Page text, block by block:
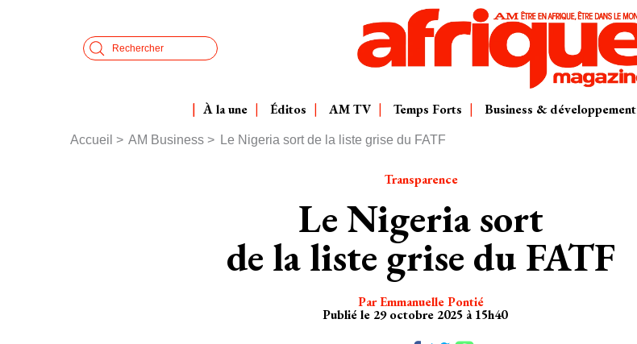
Search
À la une Éditos AM TV Temps Forts Business & développement
Fil
Accueil AM Business Le Nigeria sort de la liste grise du FATF
Transparence
Le Nigeria sort
de la liste grise du FATF
Par Emmanuelle Pontié
Publié le 29 octobre 2025 à 15h40